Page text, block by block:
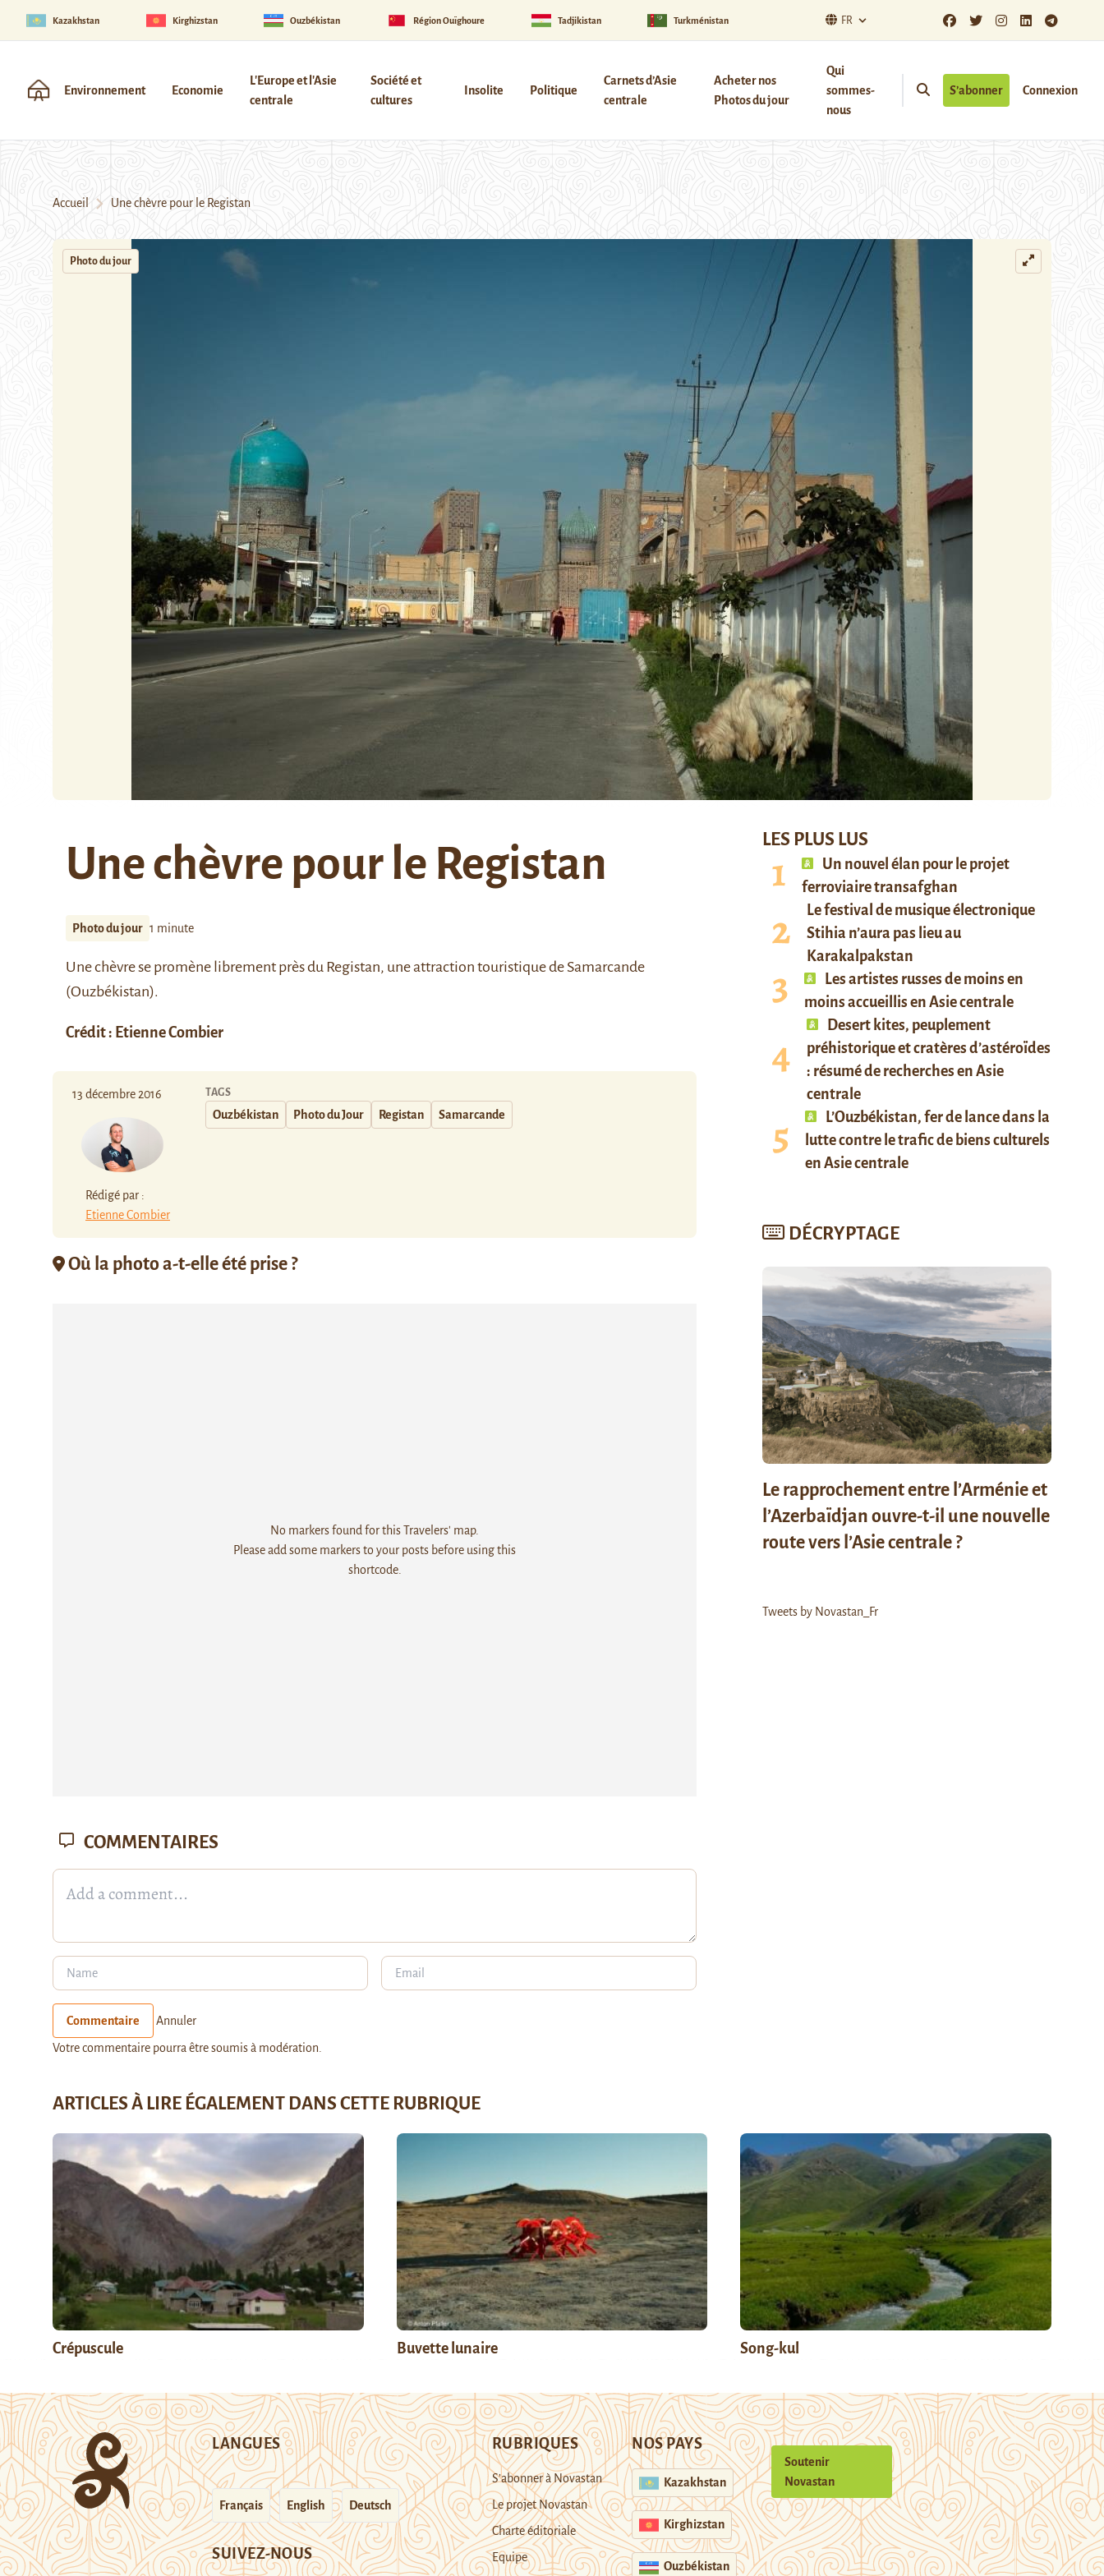
Kazakhstan Kirghizstan Ouzbékistan Région Ouïghoure Tadjikistan Turkménistan FR
Environnement Economie
L'Europe et l'Asie
centrale
Société et
cultures
Insolite Politique
Carnets d’Asie
centrale
Acheter nos
Photos du jour
Qui
sommes-
nous
S’abonner Connexion
Accueil Une chèvre pour le Registan
Photo du jour
Une chèvre pour le Registan
Photo du jour 1 minute
Une chèvre se promène librement près du Registan, une attraction touristique de Samarcande
(Ouzbékistan).
Crédit : Etienne Combier
13 décembre 2016
Rédigé par :
Etienne Combier
TAGS
Ouzbékistan Photo du Jour Registan Samarcande
Où la photo a-t-elle été prise ?
No markers found for this Travelers' map.
Please add some markers to your posts before using this
shortcode.
LES PLUS LUS
Un nouvel élan pour le projet
ferroviaire transafghan
Le festival de musique électronique
Stihia n’aura pas lieu au
Karakalpakstan
Les artistes russes de moins en
moins accueillis en Asie centrale
Desert kites, peuplement
préhistorique et cratères d’astéroïdes
: résumé de recherches en Asie
centrale
L’Ouzbékistan, fer de lance dans la
lutte contre le trafic de biens culturels
en Asie centrale
DÉCRYPTAGE
Le rapprochement entre l’Arménie et
l’Azerbaïdjan ouvre-t-il une nouvelle
route vers l’Asie centrale ?
Tweets by Novastan_Fr
COMMENTAIRES
Commentaire Annuler
Votre commentaire pourra être soumis à modération.
ARTICLES À LIRE ÉGALEMENT DANS CETTE RUBRIQUE
Crépuscule Buvette lunaire Song-kul
LANGUES
Français English Deutsch
SUIVEZ-NOUS
RUBRIQUES
S’abonner à Novastan
Le projet Novastan
Charte éditoriale
Equipe
NOS PAYS
Kazakhstan
Kirghizstan
Ouzbékistan
Soutenir
Novastan